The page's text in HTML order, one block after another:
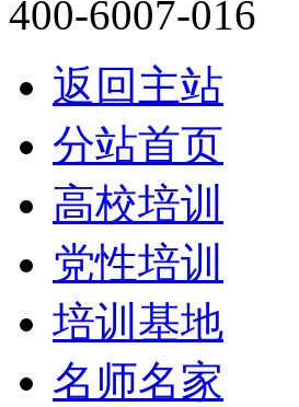
400-6007-016
返回主站
分站首页
高校培训
党性培训
培训基地
名师名家